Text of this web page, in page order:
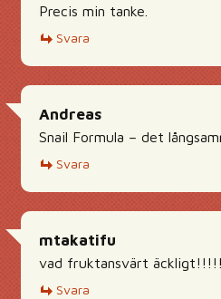
Precis min tanke.
Svara
Andreas
Snail Formula – det
Svara
mtakatifu
vad fruktansvärt
Svara